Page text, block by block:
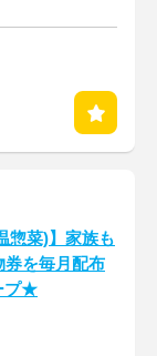
惣菜)】家族も
券を毎月配布
プ★